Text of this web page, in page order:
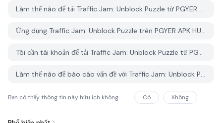
Làm thế nào để tải Traffic Jam: Unblock Puzzle từ PGYER APK HUB?
Ứng dụng Traffic Jam: Unblock Puzzle trên PGYER APK HUB có miễn phí không?
Tôi cần tài khoản để tải Traffic Jam: Unblock Puzzle từ PGYER APK HUB không?
Làm thế nào để báo cáo vấn đề với Traffic Jam: Unblock Puzzle trên PGYER APK HUB?
Bạn có thấy thông tin này hữu ích không Có Không